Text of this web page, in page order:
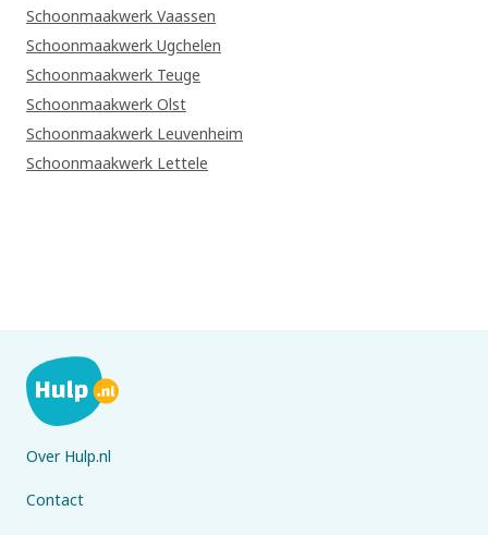
Schoonmaakwerk Vaassen
Schoonmaakwerk Ugchelen
Schoonmaakwerk Teuge
Schoonmaakwerk Olst
Schoonmaakwerk Leuvenheim
Schoonmaakwerk Lettele
Over Hulp.nl
Contact